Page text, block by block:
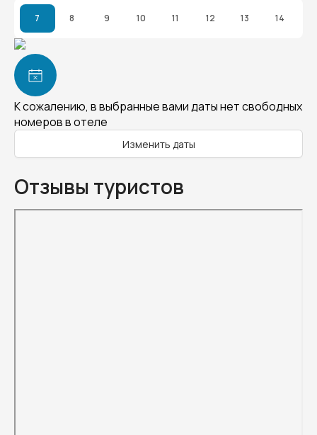
7 8 9 10 11 12 13 14
К сожалению, в выбранные вами даты нет свободных
номеров в отеле
Изменить даты
Отзывы туристов